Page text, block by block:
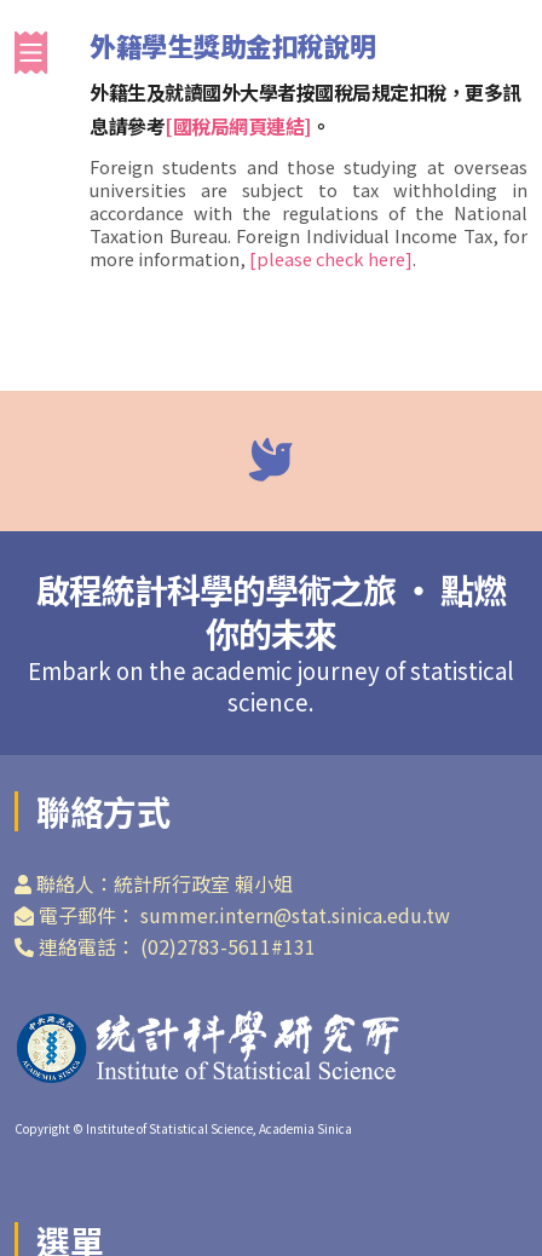
外籍學生獎助金扣稅說明
外籍生及就讀國外大學者按國稅局規定扣稅，更多訊
息請參考[國稅局網頁連結] 。
Foreign students and those studying at overseas
universities are subject to tax withholding in
accordance with the regulations of the National
Taxation Bureau. Foreign Individual Income Tax, for
more information, [please check here].
啟程統計科學的學術之旅 ‧ 點燃
你的未來
Embark on the academic journey of statistical
science.
聯絡方式
聯絡人：統計所行政室 賴小姐
電子郵件： summer.intern@stat.sinica.edu.tw
連絡電話： (02)2783-5611#131
Copyright © Institute of Statistical Science, Academia Sinica
選單